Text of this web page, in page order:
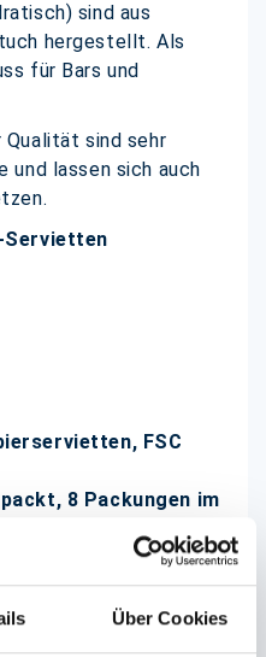
Über Cookies
sind aus
hergestellt. Als
für Bars und
sind sehr
und lassen sich auch
Servietten
FSC
8 Packungen im
Formaten zu günstigen